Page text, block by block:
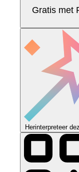
Gratis met
Herinterpreteer